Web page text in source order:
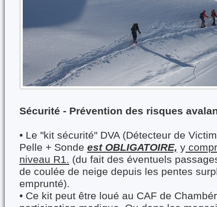
Sécurité - Prévention des risques
• Le "kit sécurité" DVA (Détecteur de
Pelle + Sonde est OBLIGATOIRE, y
niveau R1. (du fait des éventuels
de coulée de neige depuis les pentes
emprunté).
• Ce kit peut être loué au CAF de